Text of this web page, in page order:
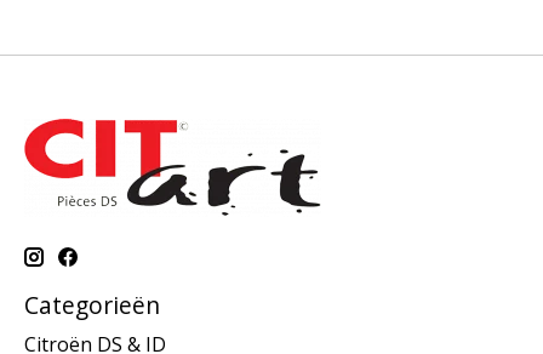
Categorieën
Citroën DS & ID